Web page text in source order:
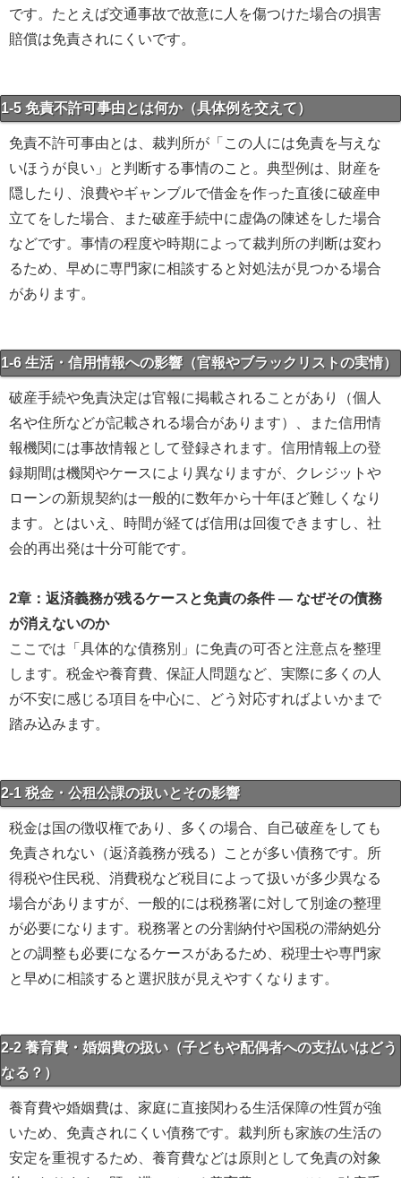
です。たとえば交通事故で故意に人を傷つけた場合の損害
賠償は免責されにくいです。
1-5 免責不許可事由とは何か（具体例を交えて）
免責不許可事由とは、裁判所が「この人には免責を与えな
いほうが良い」と判断する事情のこと。典型例は、財産を
隠したり、浪費やギャンブルで借金を作った直後に破産申
立てをした場合、また破産手続中に虚偽の陳述をした場合
などです。事情の程度や時期によって裁判所の判断は変わ
るため、早めに専門家に相談すると対処法が見つかる場合
があります。
1-6 生活・信用情報への影響（官報やブラックリストの実情）
破産手続や免責決定は官報に掲載されることがあり（個人
名や住所などが記載される場合があります）、また信用情
報機関には事故情報として登録されます。信用情報上の登
録期間は機関やケースにより異なりますが、クレジットや
ローンの新規契約は一般的に数年から十年ほど難しくなり
ます。とはいえ、時間が経てば信用は回復できますし、社
会的再出発は十分可能です。
2章：返済義務が残るケースと免責の条件 ― なぜその債務
が消えないのか
ここでは「具体的な債務別」に免責の可否と注意点を整理
します。税金や養育費、保証人問題など、実際に多くの人
が不安に感じる項目を中心に、どう対応すればよいかまで
踏み込みます。
2-1 税金・公租公課の扱いとその影響
税金は国の徴収権であり、多くの場合、自己破産をしても
免責されない（返済義務が残る）ことが多い債務です。所
得税や住民税、消費税など税目によって扱いが多少異なる
場合がありますが、一般的には税務署に対して別途の整理
が必要になります。税務署との分割納付や国税の滞納処分
との調整も必要になるケースがあるため、税理士や専門家
と早めに相談すると選択肢が見えやすくなります。
2-2 養育費・婚姻費の扱い（子どもや配偶者への支払いはどう
なる？）
養育費や婚姻費は、家庭に直接関わる生活保障の性質が強
いため、免責されにくい債務です。裁判所も家族の生活の
安定を重視するため、養育費などは原則として免責の対象